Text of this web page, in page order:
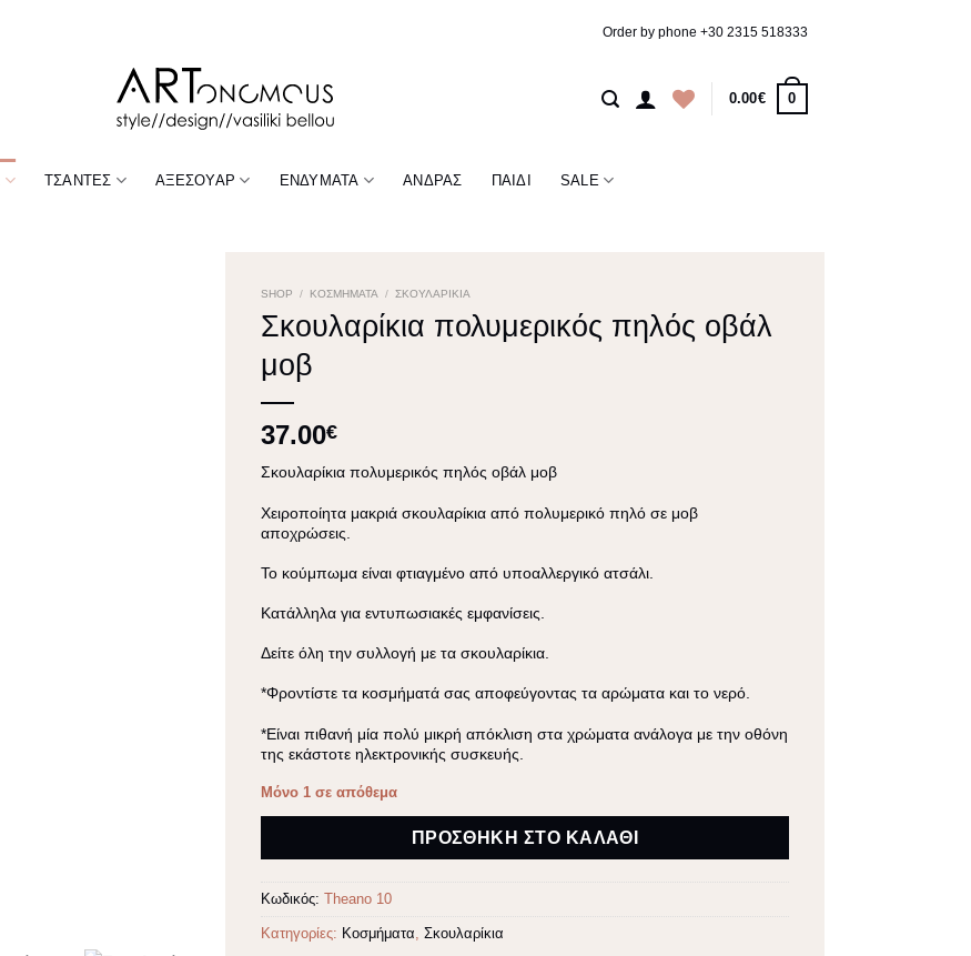
Order by phone +30 2315 518333
0.00€ 0
ΤΣΆΝΤΕΣ ΑΞΕΣΟΥΆΡ ΕΝΔΎΜΑΤΑ ΆΝΔΡΑΣ ΠΑΙΔΊ SALE
SHOP / ΚΟΣΜΉΜΑΤΑ / ΣΚΟΥΛΑΡΊΚΙΑ
Σκουλαρίκια πολυμερικός πηλός οβάλ
μοβ
37.00€
Σκουλαρίκια πολυμερικός πηλός οβάλ μοβ
Χειροποίητα μακριά σκουλαρίκια από πολυμερικό πηλό σε μοβ
αποχρώσεις.
Το κούμπωμα είναι φτιαγμένο από υποαλλεργικό ατσάλι.
Κατάλληλα για εντυπωσιακές εμφανίσεις.
Δείτε όλη την συλλογή με τασκουλαρίκια
*Φροντίστε τα κοσμήματά σας αποφεύγοντας τα αρώματα και το νερό.
*Είναι πιθανή μία πολύ μικρή απόκλιση στα χρώματα ανάλογα με την οθόνη
της εκάστοτε ηλεκτρονικής συσκευής.
Μόνο 1 σε απόθεμα
ΠΡΟΣΘΉΚΗ ΣΤΟ ΚΑΛΆΘΙ
Κωδικός:Theano 10
Κατηγορίες: Κοσμήματα,Σκουλαρίκια